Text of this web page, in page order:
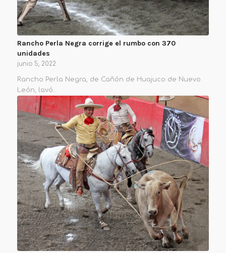
Rancho Perla Negra corrige el rumbo con 370
unidades
junio 5, 2022
Rancho Perla Negra, de Cañón de Huajuco de Nuevo
León, lavó…